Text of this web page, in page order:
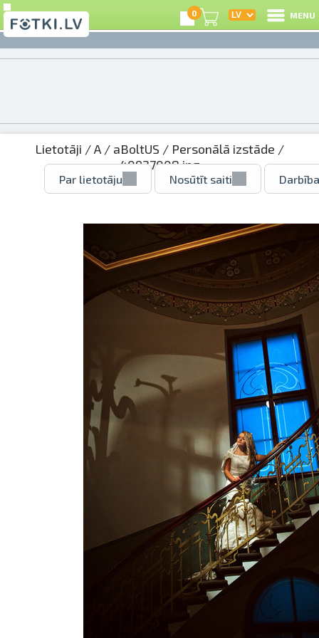
0 MENU
Lietotāji /A / aBoltUS / Personālā izstāde /
40927008.jpg
Par lietotāju Nosūtīt saiti